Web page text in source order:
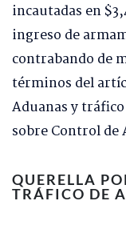
incautadas en
ingreso de
contrabando de
términos del
Aduanas y
sobre Control de
QUERELLA
TRÁFICO DE